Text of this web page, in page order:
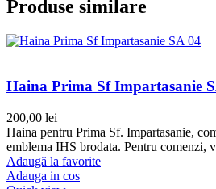
Produse similare
Haina Prima Sf Impartasanie
200,00 lei
Haina pentru Prima Sf. Impartasanie,
emblema IHS brodata. Pentru comenzi,
Adaugă la favorite
Adauga in cos